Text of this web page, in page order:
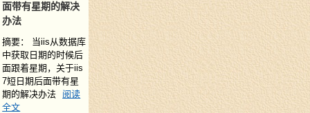
面带有星期的解决
办法
摘要： 当iis从数据库
中获取日期的时候后
面跟着星期，关于iis
7短日期后面带有星
期的解决办法
阅读
全文